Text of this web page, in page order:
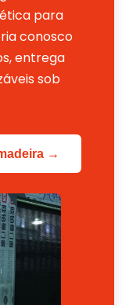
para
conosco
entrega
​​sob
→